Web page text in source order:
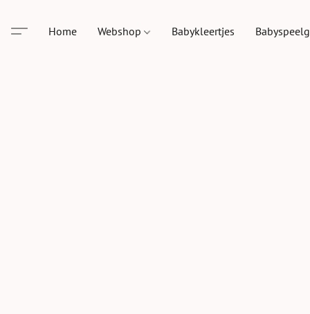
Home Webshop Babykleertjes